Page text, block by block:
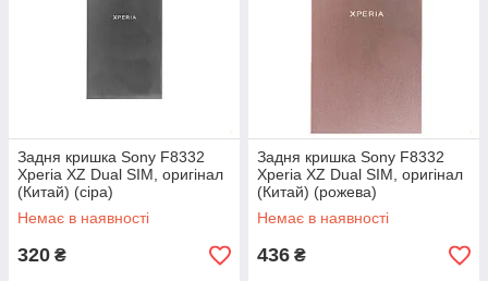
Задня кришка Sony F8332
Xperia XZ Dual SIM, оригінал
(Китай) (сіра)
Немає в наявності
320 ₴
Задня кришка Sony F8332
Xperia XZ Dual SIM, оригінал
(Китай) (рожева)
Немає в наявності
436 ₴